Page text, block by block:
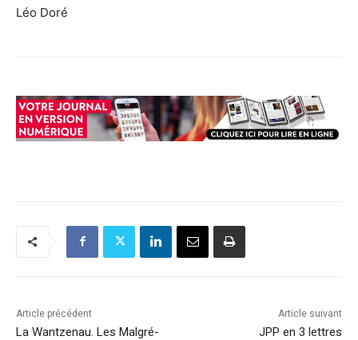
Léo Doré
Article précédent
La Wantzenau. Les Malgré-
Article suivant
JPP en 3 lettres